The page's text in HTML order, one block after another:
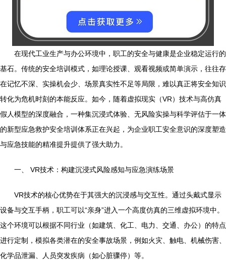
在现代工业生产与办公环境中，职工的安全与健康是企业稳定运行的
基石。传统的安全培训模式，如理论授课、观看视频或简单演示，往往存
在记忆不深、实操机会少、场景真实性不足等局限，难以真正将安全知识
转化为危机时刻的本能反应。如今，随着虚拟现实（VR）技术与高仿真
假人模型的深度融合，一种集沉浸式体验、无风险实操与科学评估于一体
的新型应急救护安全培训体系正在兴起，为企业职工安全意识的深度塑造
与应急技能的精准提升提供了强大助力。
一、 VR技术：构建沉浸式风险感知与应急演练场景
VR技术的核心优势在于其强大的沉浸感与交互性。通过头戴式显示
设备与交互手柄，职工可以“亲身”进入一个高度仿真的三维虚拟环境中。
这个环境可以根据不同行业（如建筑、化工、电力、交通、办公）的特点
进行定制，模拟各类潜在的安全事故场景，例如火灾、触电、机械伤害、
化学品泄漏、人员突发疾病（如心脏骤停）等。